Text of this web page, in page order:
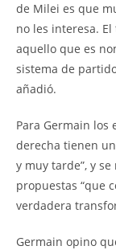
de Milei es que
no les interesa.
aquello que es
sistema de
añadió.
Para Germain
derecha tienen
y muy tarde”, y
propuestas “que
verdadera
Germain opino